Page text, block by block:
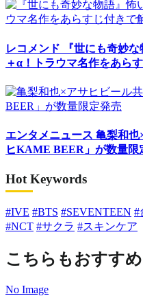
レコメンド 『世にも奇妙
＋α！トラウマ名作をあら
エンタメニュース 亀梨和也
ヒKAME BEER」が数量限
Hot Keywords
#IVE #BTS #SEVENTEEN #
#NCT #サクラ #スキンケア
こちらもおすすめ
No Image